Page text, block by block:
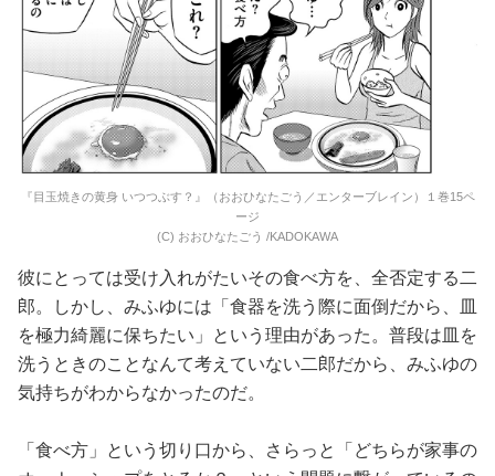
『目玉焼きの黄身 いつつぶす？』（おおひなたごう／エンターブレイン）１巻15ペ
ージ
(C) おおひなたごう /KADOKAWA
彼にとっては受け入れがたいその食べ方を、全否定する二
郎。しかし、みふゆには「食器を洗う際に面倒だから、皿
を極力綺麗に保ちたい」という理由があった。普段は皿を
洗うときのことなんて考えていない二郎だから、みふゆの
気持ちがわからなかったのだ。
「食べ方」という切り口から、さらっと「どちらが家事の